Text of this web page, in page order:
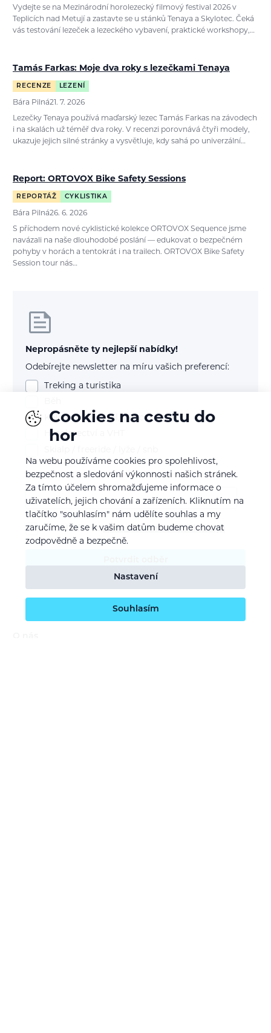
Vydejte se na Mezinárodní horolezecký filmový festival 2026 v
Teplicích nad Metují a zastavte se u stánků Tenaya a Skylotec. Čeká
vás testování lezeček a lezeckého vybavení, praktické workshopy,…
Tamás Farkas: Moje dva roky s lezečkami Tenaya
RECENZE LEZENÍ
Bára Pilná21. 7. 2026
Lezečky Tenaya používá maďarský lezec Tamás Farkas na závodech
i na skalách už téměř dva roky. V recenzi porovnává čtyři modely,
ukazuje jejich silné stránky a vysvětluje, kdy sahá po univerzální…
Report: ORTOVOX Bike Safety Sessions
REPORTÁŽ CYKLISTIKA
Bára Pilná26. 6. 2026
S příchodem nové cyklistické kolekce ORTOVOX Sequence jsme
navázali na naše dlouhodobé poslání — edukovat o bezpečném
pohyby v horách a tentokrát i na trailech. ORTOVOX Bike Safety
Session tour nás…
Nepropásněte ty nejlepší nabídky!
Odebírejte newsletter na míru vašich preferencí:
Treking a turistika
Kolo (mtb, gravel, silnice)
Horolezectví a VHT
E-mail
Souhlasím sezpracováním osobních údajů
Cookies na cestu do
hor
Na webu používáme cookies pro spolehlivost,
bezpečnost a sledování výkonnosti našich stránek.
Za tímto účelem shromažďujeme informace o
uživatelích, jejich chování a zařízeních. Kliknutím na
tlačítko "souhlasím" nám udělíte souhlas a my
zaručíme, že se k vašim datům budeme chovat
zodpovědně a bezpečně.
Nastavení
Souhlasím